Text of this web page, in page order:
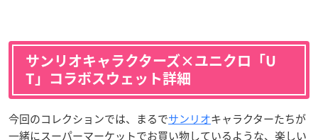
サンリオキャラクターズ×ユニクロ「U
T」コラボスウェット詳細
今回のコレクションでは、まるでサンリオキャラクターたちが
一緒にスーパーマーケットでお買い物しているような、楽しい